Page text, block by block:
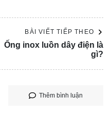
BÀI VIẾT TIẾP THEO
Ống inox luồn dây điện là
gì?
Thêm bình luận